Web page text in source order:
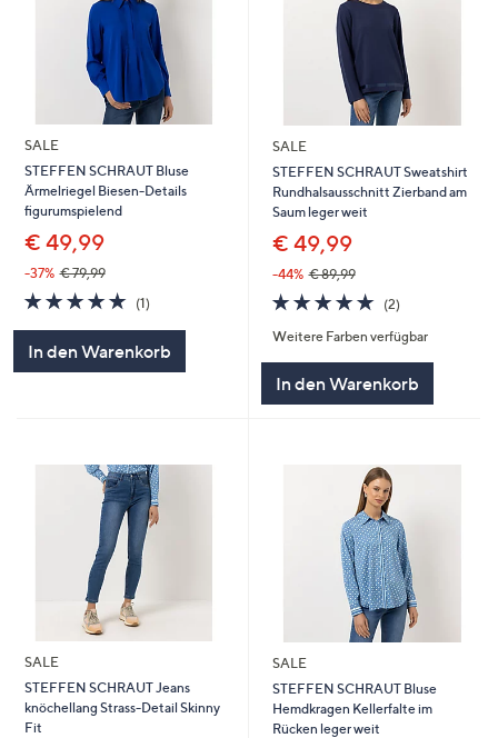
SALE
STEFFEN SCHRAUT Bluse
Ärmelriegel Biesen-Details
figurumspielend
€ 49,99
-37% € 79,99
5.0
von
(1)1
In den Warenkorb
SALE
STEFFEN SCHRAUT Sweatshirt
Rundhalsausschnitt Zierband am
Saum leger weit
€ 49,99
-44% € 89,99
5.0
von
5
(2)
Weitere Farben verfügbar
In den Warenkorb
SALE
STEFFEN SCHRAUT Jeans
knöchellang Strass-Detail Skinny
Fit
SALE
STEFFEN SCHRAUT Bluse
Hemdkragen Kellerfalte im
Rücken leger weit